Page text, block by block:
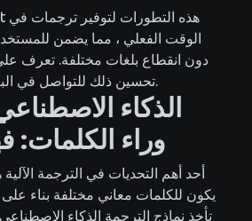
الوقت الفعلي ، مما يضمن
دون انقطاع بلغات مختلفة. تعرف
الذكاء
وراء الكلمات:
أحد أهم التحديات في الترجمة
يكون للكلمات معاني مختلفة بناء
تأخذ نماذج الترجمة الذكاء الاصطناعي